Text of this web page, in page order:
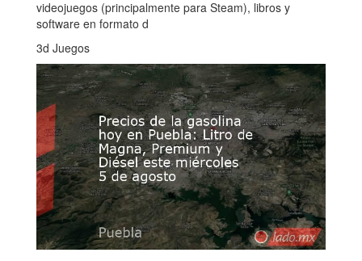
videojuegos (principalmente para Steam), libros y
software en formato d
3d Juegos